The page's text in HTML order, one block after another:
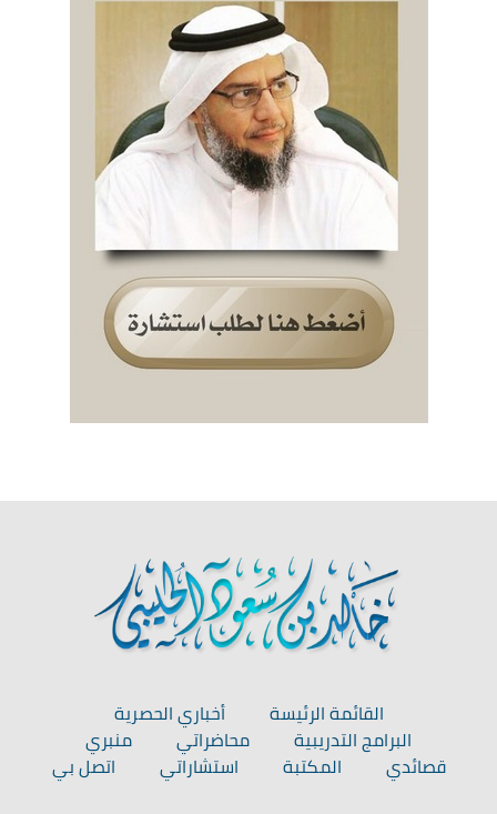
القائمة الرئيسة
أخباري الحصرية
البرامج التدريبية
محاضراتي
منبري
قصائدي
المكتبة استشاراتي اتصل بي